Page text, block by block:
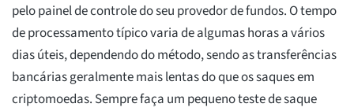
pelo painel de controle do seu provedor de fundos. O tempo
de processamento típico varia de algumas horas a vários
dias úteis, dependendo do método, sendo as transferências
bancárias geralmente mais lentas do que os saques em
criptomoedas. Sempre faça um pequeno teste de saque